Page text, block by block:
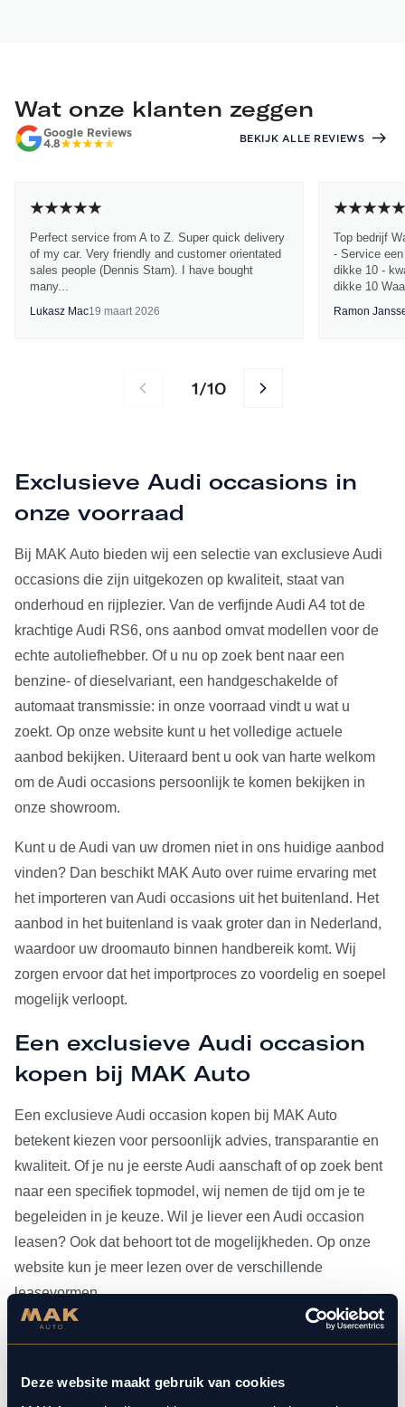
Deze website maakt gebruik van cookies
Wat onze klanten zeggen
Google Reviews
4.8
BEKIJK ALLE REVIEWS
Perfect service from A to Z. Super quick delivery
of my car. Very friendly and customer orientated
sales people (Dennis Stam). I have bought
many...
Lukasz Mac19 maart 2026
Top bedrijf
- Service
dikke 10 -
dikke 10
Ramon
1/10
Exclusieve Audi occasions in
onze voorraad
Bij MAK Auto bieden wij een selectie van exclusieve Audi
occasions die zijn uitgekozen op kwaliteit, staat van
onderhoud en rijplezier. Van de verfijnde Audi A4 tot de
krachtige Audi RS6, ons aanbod omvat modellen voor de
echte autoliefhebber. Of u nu op zoek bent naar een
benzine- of dieselvariant, een handgeschakelde of
automaat transmissie: in onze voorraad vindt u wat u
zoekt. Op onze website kunt u het volledige actuele
aanbod bekijken. Uiteraard bent u ook van harte welkom
om de Audi occasions persoonlijk te komen bekijken in
onze showroom.
Kunt u de Audi van uw dromen niet in ons huidige aanbod
vinden? Dan beschikt MAK Auto over ruime ervaring met
het importeren van Audi occasions uit het buitenland. Het
aanbod in het buitenland is vaak groter dan in Nederland,
waardoor uw droomauto binnen handbereik komt. Wij
zorgen ervoor dat het importproces zo voordelig en soepel
mogelijk verloopt.
Een exclusieve Audi occasion
kopen bij MAK Auto
Een exclusieve Audi occasion kopen bij MAK Auto
betekent kiezen voor persoonlijk advies, transparantie en
kwaliteit. Of je nu je eerste Audi aanschaft of op zoek bent
naar een specifiek topmodel, wij nemen de tijd om je te
begeleiden in je keuze. Wil je liever een Audi occasion
leasen? Ook dat behoort tot de mogelijkheden. Op onze
website kun je meer lezen over de verschillende
leasevormen.
Heb je je Audi occasion eenmaal gevonden, dan kun je
aangesloten bij Bosch Car Service, beschikken onze